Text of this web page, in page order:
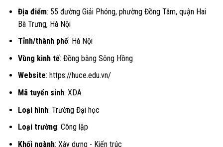
Địa điểm: 55 đường Giải Phóng, phường Đồng Tâm, quận Hai
Bà Trưng, Hà Nội
Tỉnh/thành phố: Hà Nội
Vùng kinh tế: Đồng bằng Sông Hồng
Website: https://huce.edu.vn/
Mã tuyển sinh: XDA
Loại hình: Trường Đại học
Loại trường: Công lập
Khối ngành: Xây dựng - Kiến trúc